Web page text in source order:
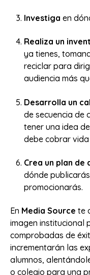
Investigaen
Realiza un
ya tienes,
reciclar para
audiencia más
Desarrolla un
de secuencia de
tener una idea
debe cobrar
Crea un plan
dónde
promocionarás.
En Media Source te
imagen institucional
comprobadas de
incrementarán las
alumnos,
o colegio para una